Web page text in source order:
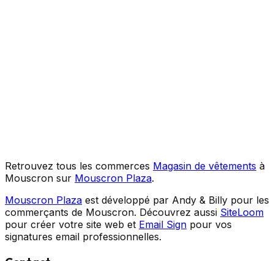
Retrouvez tous les commerces Magasin de vêtements à
Mouscron sur Mouscron Plaza.
Mouscron Plaza est développé par Andy & Billy pour les
commerçants de Mouscron. Découvrez aussi SiteLoom
pour créer votre site web et Email Sign pour vos
signatures email professionnelles.